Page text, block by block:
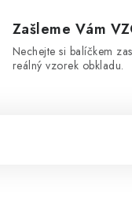
Zašleme Vám
Nechejte si balíčkem
reálný vzorek obkladu.